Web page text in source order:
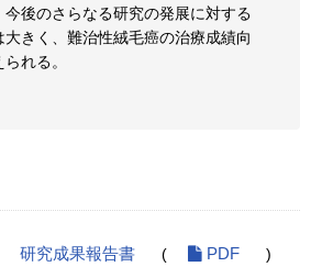
今後のさらなる研究の発展に対する
きく、難治性絨毛癌の治療成績向
れる。
研究成果報告書 ( PDF )